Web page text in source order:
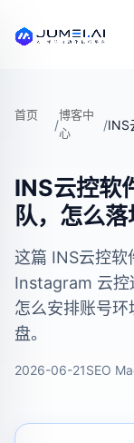
首页
/
博客中
心
/
INS云控软
队，怎么
这篇 INS云控软
Instagram 云控
怎么安排账号
盘。
2026-06-21SEO